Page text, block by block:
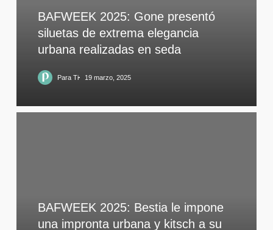
BAFWEEK 2025: Gone presentó
siluetas de extrema elegancia
urbana realizadas en seda
Para Ti 19 marzo, 2025
BAFWEEK 2025: Bestia le impone
una impronta urbana y kitsch a su